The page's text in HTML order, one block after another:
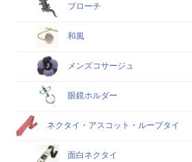
ブローチ
和風
メンズコサージュ
眼鏡ホルダー
ネクタイ・アスコット・ループタイ
面白ネクタイ